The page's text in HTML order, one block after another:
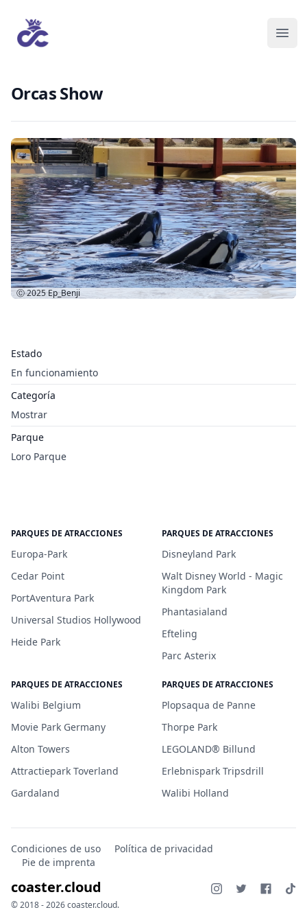
Orcas Show
Estado
En funcionamiento
Categoría
Mostrar
Parque
Loro Parque
Ⓒ 2025Ep_Benji
PARQUES DE ATRACCIONES
Europa-Park
Cedar Point
PortAventura Park
Universal Studios Hollywood
Heide Park
PARQUES DE ATRACCIONES
Disneyland Park
Walt Disney World - Magic
Kingdom Park
Phantasialand
Efteling
Parc Asterix
PARQUES DE ATRACCIONES
Walibi Belgium
Movie Park Germany
Alton Towers
Attractiepark Toverland
Gardaland
PARQUES DE ATRACCIONES
Plopsaqua de Panne
Thorpe Park
LEGOLAND® Billund
Erlebnispark Tripsdrill
Walibi Holland
Condiciones de uso
Política de privacidad
Pie de imprenta
coaster.cloud
© 2018 - 2026 coaster.cloud.